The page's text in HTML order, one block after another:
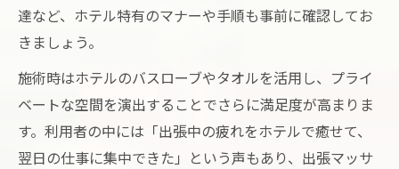
達など、ホテル特有のマナーや手順も事前に確認してお
きましょう。
施術時はホテルのバスローブやタオルを活用し、プライ
ベートな空間を演出することでさらに満足度が高まりま
す。利用者の中には「出張中の疲れをホテルで癒せて、
翌日の仕事に集中できた」という声もあり、出張マッサ